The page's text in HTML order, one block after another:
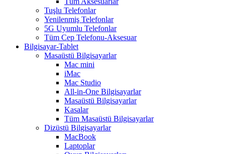
Tuşlu Telefonlar
Yenilenmiş Telefonlar
5G Uyumlu Telefonlar
Tüm Cep Telefonu-Aksesuar
Bilgisayar-Tablet
Masaüstü Bilgisayarlar
Mac mini
iMac
Mac Studio
All-in-One Bilgisayarlar
Masaüstü Bilgisayarlar
Kasalar
Tüm Masaüstü Bilgisayarlar
Dizüstü Bilgisayarlar
MacBook
Laptoplar